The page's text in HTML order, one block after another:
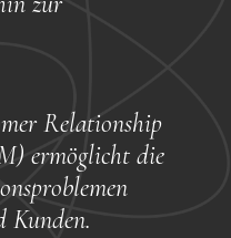
Relationship
ermöglicht die
Kunden.